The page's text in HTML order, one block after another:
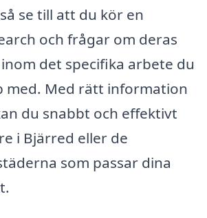
se till att du kör en
och frågar om deras
det specifika arbete du
med. Med rätt information
du snabbt och effektivt
i Bjärred eller de
som passar dina